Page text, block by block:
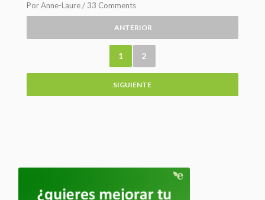
Por Anne-Laure / 33 Comments
ANTERIOR
1 2
SIGUIENTE